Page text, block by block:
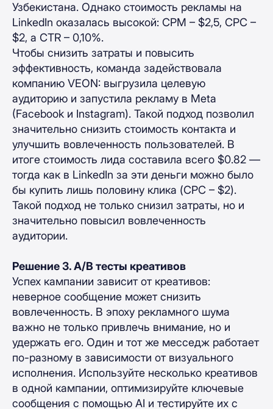
Узбекистана. Однако стоимость рекламы на
LinkedIn оказалась высокой: CPM – $2,5, CPC –
$2, а CTR – 0,10%.
Чтобы снизить затраты и повысить
эффективность, команда задействовала
компанию VEON: выгрузила целевую
аудиторию и запустила рекламу в Meta
(Facebook и Instagram). Такой подход позволил
значительно снизить стоимость контакта и
улучшить вовлеченность пользователей. В
итоге стоимость лида составила всего $0.82 —
тогда как в LinkedIn за эти деньги можно было
бы купить лишь половину клика (CPC – $2).
Такой подход не только снизил затраты, но и
значительно повысил вовлеченность
аудитории.
Решение 3. A/B тесты креативов
Успех кампании зависит от креативов:
неверное сообщение может снизить
вовлеченность. В эпоху рекламного шума
важно не только привлечь внимание, но и
удержать его. Один и тот же месседж работает
по-разному в зависимости от визуального
исполнения. Используйте несколько креативов
в одной кампании, оптимизируйте ключевые
сообщения с помощью AI и тестируйте их с